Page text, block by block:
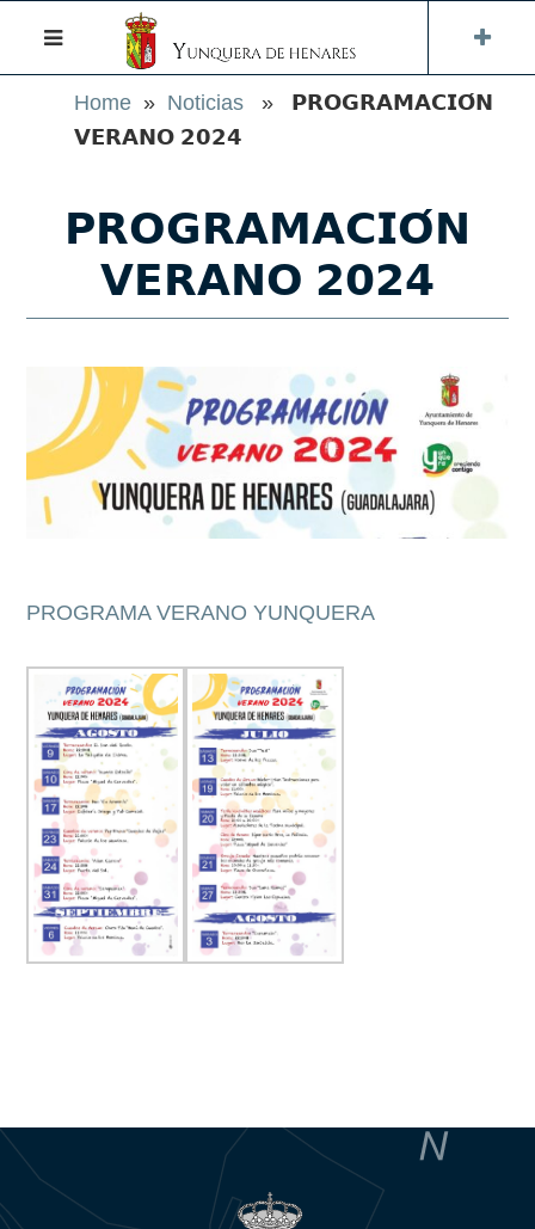
Home » Noticias » 𝗣𝗥𝗢𝗚𝗥𝗔𝗠𝗔𝗖𝗜𝗢́𝗡
𝗩𝗘𝗥𝗔𝗡𝗢 𝟮𝟬𝟮𝟰
𝗣𝗥𝗢𝗚𝗥𝗔𝗠𝗔𝗖𝗜𝗢́𝗡
𝗩𝗘𝗥𝗔𝗡𝗢 𝟮𝟬𝟮𝟰
PROGRAMA VERANO YUNQUERA